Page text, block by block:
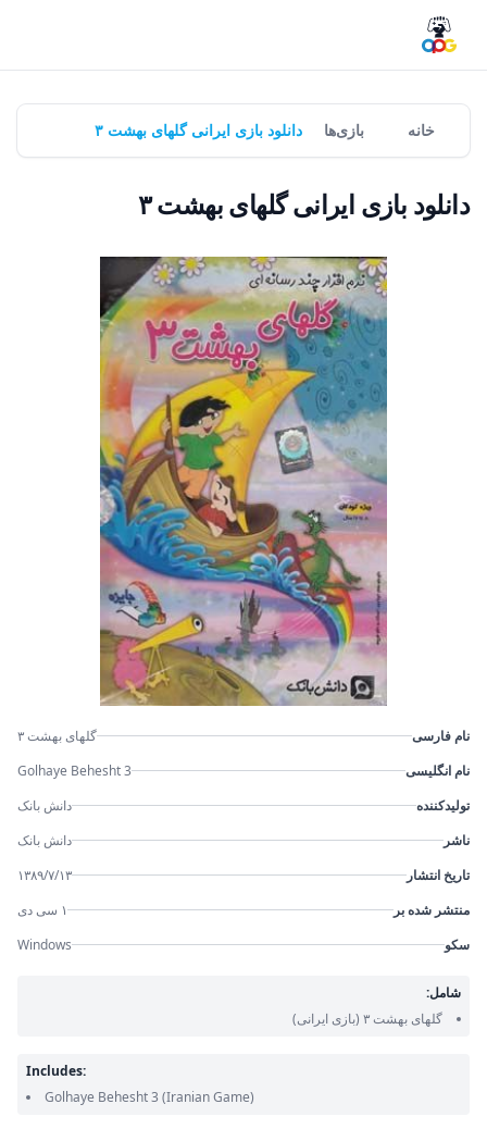
خانه بازی‌ها دانلود بازی ایرانی گلهای بهشت ۳
دانلود بازی ایرانی گلهای بهشت ۳
نام فارسی
گلهای بهشت ۳
نام انگلیسی
Golhaye Behesht 3
تولیدکننده
دانش بانک
ناشر
دانش بانک
تاریخ انتشار
۱۳۸۹/۷/۱۳
منتشر شده بر
۱ سی دی
سکو
Windows
شامل:
گلهای بهشت ۳
(بازی ایرانی)
Includes:
Golhaye Behesht 3 (Iranian Game)